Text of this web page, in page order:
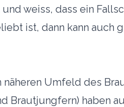
weiss, dass ein
ist, dann kann auch
näheren Umfeld des
Brautjungfern) haben